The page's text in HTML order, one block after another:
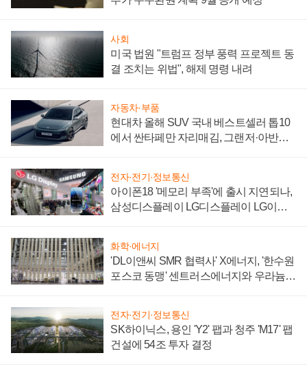
사회
미국 법원 "트럼프 정부 풍력 프로젝트 동
결 조치는 위법", 해제 명령 내려
자동차·부품
현대차 올해 SUV 국내 베스트셀러 톱10
에서 싼타페만 자리매김, 그랜저·아반떼
전자·전기·정보통신
아이폰18 '메모리 부족'에 출시 지연되나,
삼성디스플레이 LG디스플레이 LG이노
화학·에너지
'DL이앤씨 SMR 협력사' X에너지, '한수원
포스코 동맹' 센트러스에너지와 우라늄
전자·전기·정보통신
SK하이닉스, 용인 'Y2' 팹과 청주 'M17' 팹
건설에 54조 투자 결정